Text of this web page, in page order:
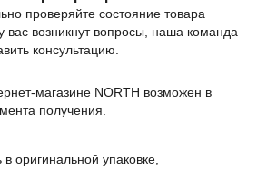
проверяйте состояние товара
вас возникнут вопросы, наша команда
консультацию.
магазине NORTH возможен в
получения.
оригинальной упаковке,